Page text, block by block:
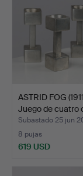
ASTRID FOG
Juego de cuatro
Subastado 25 jun
8 pujas
619 USD